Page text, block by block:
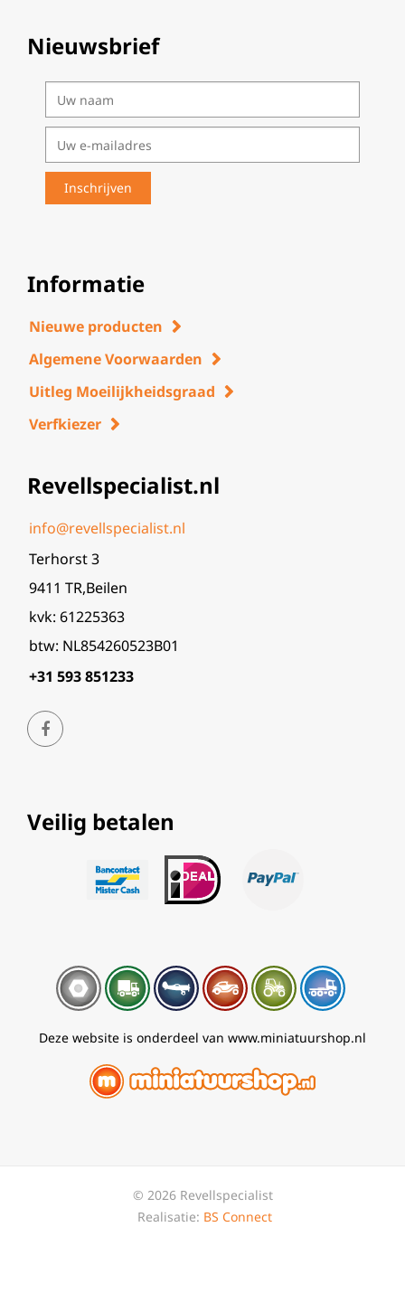
Nieuwsbrief
Informatie
Nieuwe producten
Algemene Voorwaarden
Uitleg Moeilijkheidsgraad
Verfkiezer
Revellspecialist.nl
info@revellspecialist.nl
Terhorst 3
9411 TR,Beilen
kvk: 61225363
btw: NL854260523B01
+31 593 851233
Veilig betalen
Deze website is onderdeel van www.miniatuurshop.nl
© 2026 Revellspecialist
Realisatie: BS Connect